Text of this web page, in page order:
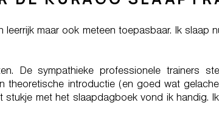
leerrijk maar ook meteen toepasbaar. Ik slaap
De sympathieke professionele trainers
theoretische introductie (en goed wat
stukje met het slaapdagboek vond ik handig.